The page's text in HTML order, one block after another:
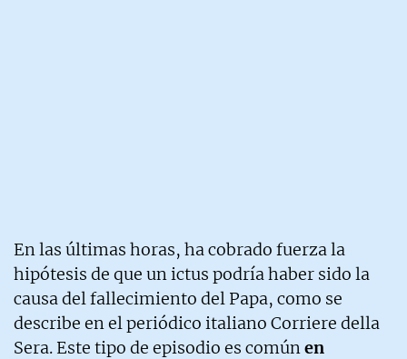
En las últimas horas, ha cobrado fuerza la
hipótesis de que un ictus podría haber sido la
causa del fallecimiento del Papa, como se
describe en el periódico italiano Corriere della
Sera. Este tipo de episodio es comúnen